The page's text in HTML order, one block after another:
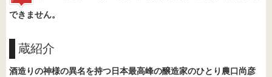
できません。
蔵紹介
酒造りの神様の異名を持つ日本最高峰の醸造家のひとり農口尚彦